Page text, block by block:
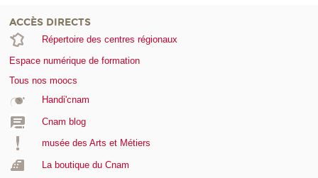
ACCÈS DIRECTS
Répertoire des centres régionaux
Espace numérique de formation
Tous nos moocs
Handi'cnam
Cnam blog
musée des Arts et Métiers
La boutique du Cnam